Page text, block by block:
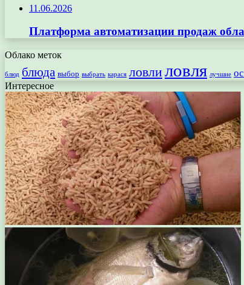
11.06.2026
Платформа автоматизации продаж
Облако меток
блюд блюда выбор выбрать карася ловлиловля лучшие
Интересное